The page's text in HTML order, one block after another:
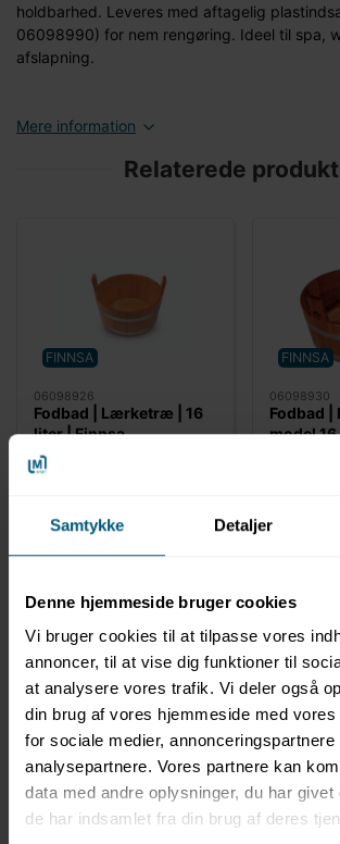
Samtykke Detaljer
Denne hjemmeside bruger cookies
Vi bruger cookies til at tilpasse vores
annoncer, til at vise dig funktioner til
at analysere vores trafik. Vi deler også
din brug af vores hjemmeside med vores
for sociale medier, annonceringspartnere
analysepartnere. Vores partnere kan
data med andre oplysninger, du har givet
de har indsamlet fra din brug af deres
holdbarhed. Leveres med aftagelig
06098990) for nem rengøring. Ideel til spa,
afslapning.
Mere information
Relaterede
FINNSA
06098926
Fodbad | Lærketræ | 16
liter | Finnsa
FINNSA
06098930
Fodbad |
model 16
Information
Produktinformation
Materiale: Ubehandlet lærketræ
Design: Bundet med metalbånd for